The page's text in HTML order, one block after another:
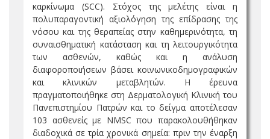
καρκίνωμα (SCC). Στόχος της μελέτης είναι η
πολυπαραγοντική αξιολόγηση της επίδρασης της
νόσου και της θεραπείας στην καθημερινότητα, τη
συναισθηματική κατάσταση και τη λειτουργικότητα
των ασθενών, καθώς και η ανάλυση
διαφοροποιήσεων βάσει κοινωνικοδημογραφικών
και κλινικών μεταβλητών. Η έρευνα
πραγματοποιήθηκε στη Δερματολογική Κλινική του
Πανεπιστημίου Πατρών και το δείγμα αποτέλεσαν
103 ασθενείς με NMSC που παρακολουθήθηκαν
διαδοχικά σε τρία χρονικά σημεία: πριν την έναρξη